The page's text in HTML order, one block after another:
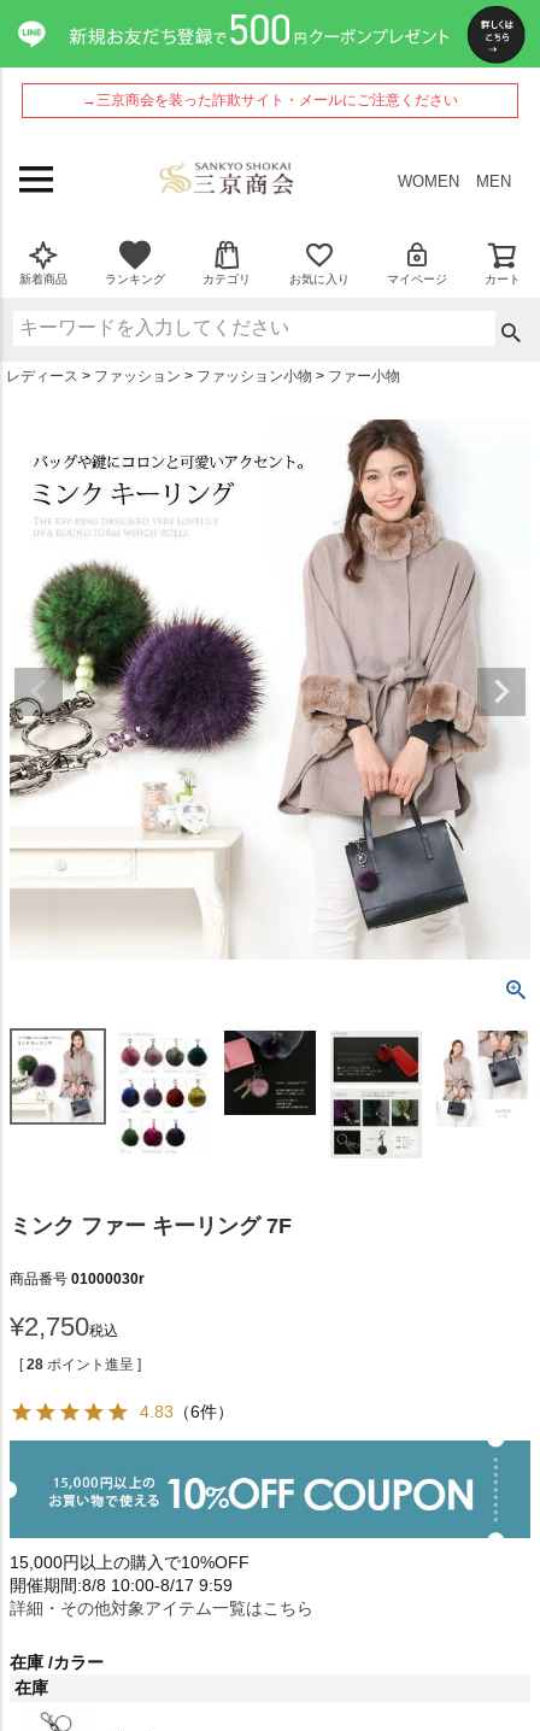
→三京商会を装った詐欺サイト・メールにご注意ください
WOMEN MEN
新着商品 ランキング カテゴリ お気に入り マイページ カート
レディース ファッション ファッション小物 ファー小物
ミンク ファー キーリング 7F
商品番号 01000030r
¥2,750税込
[ 28 ポイント進呈 ]
4.83 （6件）
15,000円以上の購入で10%OFF
開催期間:8/8 10:00-8/17 9:59
詳細・その他対象アイテム一覧はこちら
在庫 カラー
在庫
ペー
ジト
ップ
へ